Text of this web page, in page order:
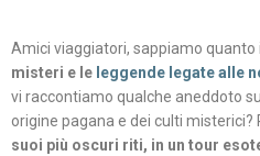
Amici viaggiatori, sappiamo
misteri e le leggende legate alle
vi raccontiamo qualche aneddoto
origine pagana e dei culti misterici?
suoi più oscuri riti, in un tour